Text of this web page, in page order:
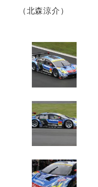
（北森涼介）